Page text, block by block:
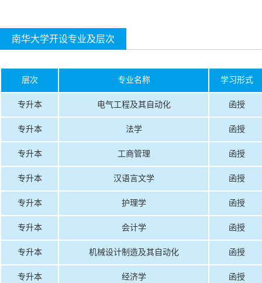
南华大学开设专业及层次
层次 专业名称 学习形式
专升本 电气工程及其自动化 函授
专升本 法学 函授
专升本 工商管理 函授
专升本 汉语言文学 函授
专升本 护理学 函授
专升本 会计学 函授
专升本 机械设计制造及其自动化 函授
专升本 经济学 函授